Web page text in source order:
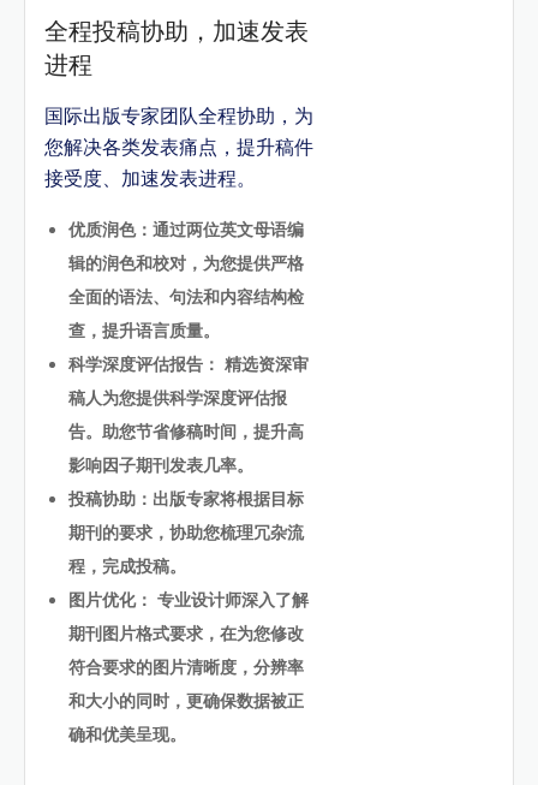
全程投稿协助，加速发表
进程
国际出版专家团队全程协助，为
您解决各类发表痛点，提升稿件
接受度、加速发表进程。
优质润色：通过两位英文母语编
辑的润色和校对，为您提供严格
全面的语法、句法和内容结构检
查，提升语言质量。
科学深度评估报告： 精选资深审
稿人为您提供科学深度评估报
告。助您节省修稿时间，提升高
影响因子期刊发表几率。
投稿协助：出版专家将根据目标
期刊的要求，协助您梳理冗杂流
程，完成投稿。
图片优化： 专业设计师深入了解
期刊图片格式要求，在为您修改
符合要求的图片清晰度，分辨率
和大小的同时，更确保数据被正
确和优美呈现。